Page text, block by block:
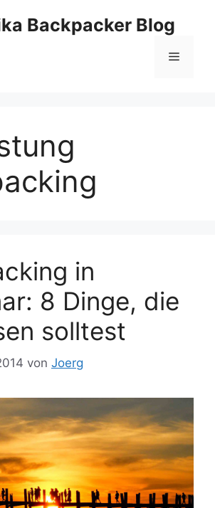
Backpacker Blog
Menü
in
8 Dinge, die
solltest
von Joerg